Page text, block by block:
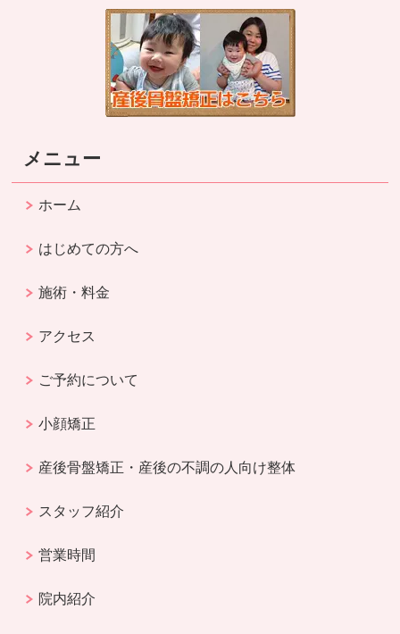
メニュー
ホーム
はじめての方へ
施術・料金
アクセス
ご予約について
小顔矯正
産後骨盤矯正・産後の不調の人向け整体
スタッフ紹介
営業時間
院内紹介